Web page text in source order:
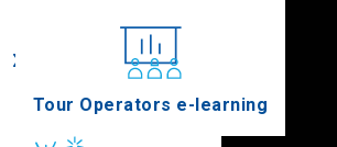
Συνέδρια
Tour Operators e-learning